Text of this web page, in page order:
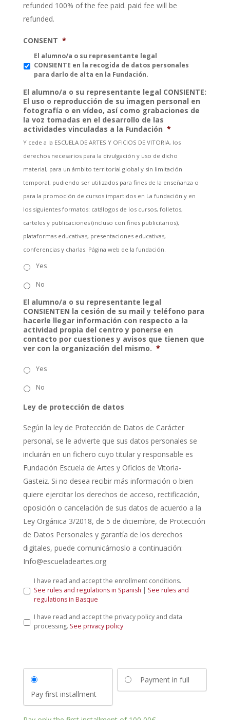
refunded 100% of the fee paid. paid fee will be
refunded.
CONSENT *
El alumno/a o su representante legal
CONSIENTE en la recogida de datos personales
para darlo de alta en la Fundación.
El alumno/a o su representante legal CONSIENTE:
El uso o reproducción de su imagen personal en
fotografía o en vídeo, así como grabaciones de
la voz tomadas en el desarrollo de las
actividades vinculadas a la Fundación *
Y cede a la ESCUELA DE ARTES Y OFICIOS DE VITORIA, los
derechos necesarios para la divulgación y uso de dicho
material, para un ámbito territorial global y sin limitación
temporal, pudiendo ser utilizados para fines de la enseñanza o
para la promoción de cursos impartidos en La fundación y en
los siguientes formatos: catálogos de los cursos, folletos,
carteles y publicaciones (incluso con fines publicitarios),
plataformas educativas, presentaciones educativas,
conferencias y charlas. Página web de la fundación.
Yes
No
El alumno/a o su representante legal
CONSIENTEN la cesión de su mail y teléfono para
hacerle llegar información con respecto a la
actividad propia del centro y ponerse en
contacto por cuestiones y avisos que tienen que
ver con la organización del mismo. *
Yes
No
Ley de protección de datos
Según la ley de Protección de Datos de Carácter
personal, se le advierte que sus datos personales se
incluirán en un fichero cuyo titular y responsable es
Fundación Escuela de Artes y Oficios de Vitoria-
Gasteiz. Si no desea recibir más información o bien
quiere ejercitar los derechos de acceso, rectificación,
oposición o cancelación de sus datos de acuerdo a la
Ley Orgánica 3/2018, de 5 de diciembre, de Protección
de Datos Personales y garantía de los derechos
digitales, puede comunicárnoslo a continuación:
Info@escueladeartes.org
e
e
p
I have read and accept the enrollment conditions.
See rules and regulations in Spanish | See rules and
regulations in Basque
P
r
y
I have read and accept the privacy policy and data
processing. See privacy policy
Pay first installment
Payment in full